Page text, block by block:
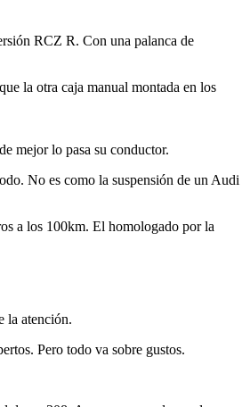
RCZ R. Con una palanca de
la otra caja manual montada en los
mejor lo pasa su conductor.
No es como la suspensión de un Audi
a los 100km. El homologado por la
la atención.
Pero todo va sobre gustos.